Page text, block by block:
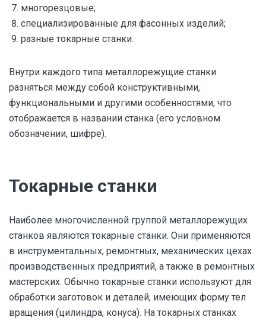
многорезцовые;
специализированные для фасонных изделий;
разные токарные станки.
Внутри каждого типа металлорежущие станки
разняться между собой конструктивными,
функциональными и другими особенностями, что
отображается в названии станка (его условном
обозначении, шифре).
Токарные станки
Наиболее многочисленной группой металлорежущих
станков являются токарные станки. Они применяются
в инструментальных, ремонтных, механических цехах
производственных предприятий, а также в ремонтных
мастерских. Обычно токарные станки используют для
обработки заготовок и деталей, имеющих форму тел
вращения (цилиндра, конуса). На токарных станках